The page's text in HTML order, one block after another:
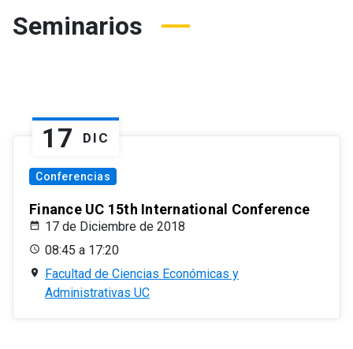
Seminarios
17 DIC
Conferencias
Finance UC 15th International Conference
17 de Diciembre de 2018
08:45 a 17:20
Facultad de Ciencias Económicas y
Administrativas UC